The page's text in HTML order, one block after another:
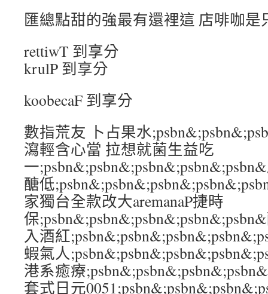
匯總點甜的強最有還裡這 店啡咖是
rettiwT 到享分
krulP 到享分
koobecaF 到享分
數指荒友 卜占果水
瀉輕含心當 拉想就菌生益吃
一
醣低
家獨台全款改大aremanaP捷時
保
入酒紅
蝦氣人
港系癒療
套式日元